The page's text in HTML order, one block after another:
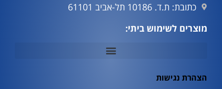
כתובת: ת.ד. 10186 תל-אביב 61101
מוצרים לשימוש ביתי:
הצהרת נגישות